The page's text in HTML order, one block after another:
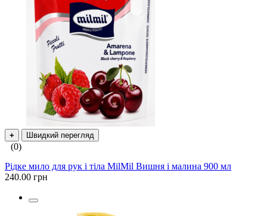
+ Швидкий перегляд
(0)
Рідке мило для рук і тіла MilMil Вишня і малина 900 мл
240.00 грн